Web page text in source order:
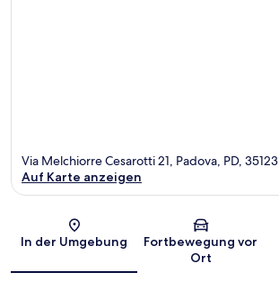
Karte
Via Melchiorre Cesarotti 21, Padova, PD, 35123
Auf Karte anzeigen
In der Umgebung
Fortbewegung vor
Ort